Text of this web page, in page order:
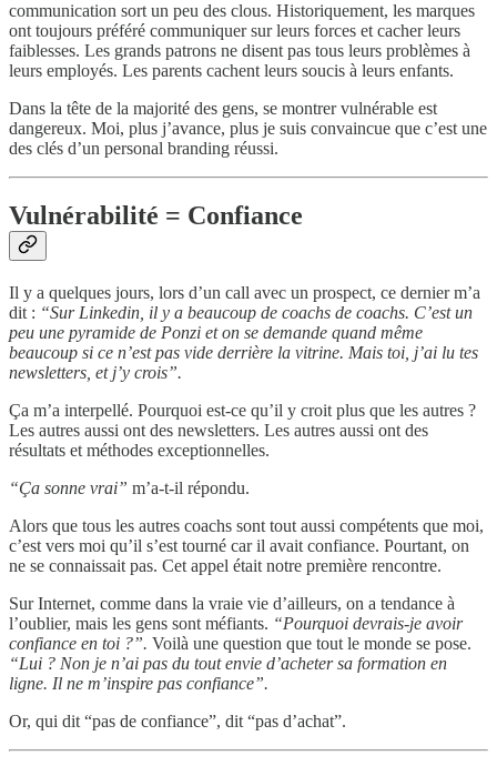
communication sort un peu des clous. Historiquement, les marques
ont toujours préféré communiquer sur leurs forces et cacher leurs
faiblesses. Les grands patrons ne disent pas tous leurs problèmes à
leurs employés. Les parents cachent leurs soucis à leurs enfants.
Dans la tête de la majorité des gens, se montrer vulnérable est
dangereux. Moi, plus j’avance, plus je suis convaincue que c’est une
des clés d’un personal branding réussi.
Vulnérabilité = Confiance
Il y a quelques jours, lors d’un call avec un prospect, ce dernier m’a
dit : “Sur Linkedin, il y a beaucoup de coachs de coachs. C’est un
peu une pyramide de Ponzi et on se demande quand même
beaucoup si ce n’est pas vide derrière la vitrine. Mais toi, j’ai lu tes
newsletters, et j’y crois”.
Ça m’a interpellé. Pourquoi est-ce qu’il y croit plus que les autres ?
Les autres aussi ont des newsletters. Les autres aussi ont des
résultats et méthodes exceptionnelles.
“Ça sonne vrai” m’a-t-il répondu.
Alors que tous les autres coachs sont tout aussi compétents que moi,
c’est vers moi qu’il s’est tourné car il avait confiance. Pourtant, on
ne se connaissait pas. Cet appel était notre première rencontre.
Sur Internet, comme dans la vraie vie d’ailleurs, on a tendance à
l’oublier, mais les gens sont méfiants. “Pourquoi devrais-je avoir
confiance en toi ?”. Voilà une question que tout le monde se pose.
“Lui ? Non je n’ai pas du tout envie d’acheter sa formation en
ligne. Il ne m’inspire pas confiance”.
Or, qui dit “pas de confiance”, dit “pas d’achat”.